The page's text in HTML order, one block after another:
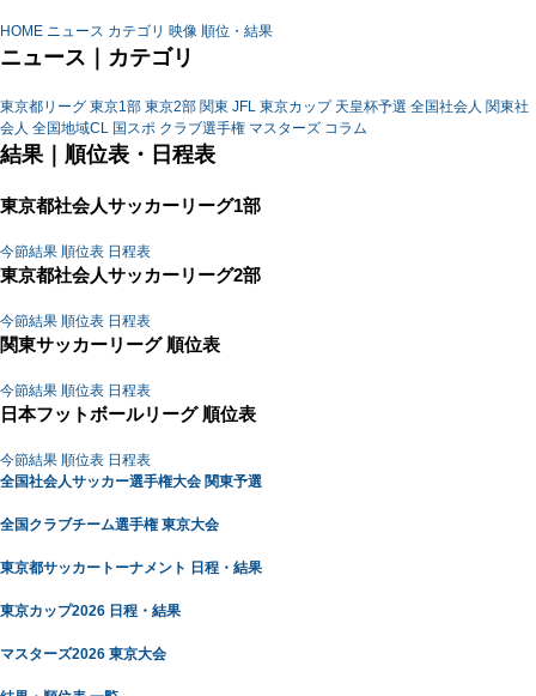
HOME ニュース カテゴリ 映像 順位・結果
ニュース｜カテゴリ
東京都リーグ 東京1部 東京2部 関東 JFL 東京カップ 天皇杯予選 全国社会人 関東社
会人 全国地域CL 国スポ クラブ選手権 マスターズ コラム
結果｜順位表・日程表
東京都社会人サッカーリーグ1部
今節結果 順位表 日程表
東京都社会人サッカーリーグ2部
今節結果 順位表 日程表
関東サッカーリーグ 順位表
今節結果 順位表 日程表
日本フットボールリーグ 順位表
今節結果 順位表 日程表
全国社会人サッカー選手権大会 関東予選
全国クラブチーム選手権 東京大会
東京都サッカートーナメント 日程・結果
東京カップ2026 日程・結果
マスターズ2026 東京大会